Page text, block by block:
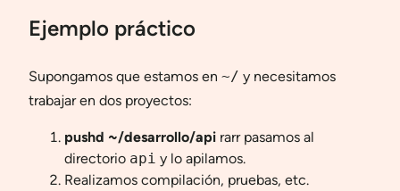
Ejemplo práctico
Supongamos que estamos en ~/ y necesitamos
trabajar en dos proyectos:
pushd ~/desarrollo/api rarr pasamos al
directorio api y lo apilamos.
Realizamos compilación, pruebas, etc.